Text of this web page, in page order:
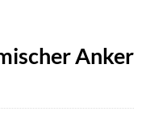
Anker